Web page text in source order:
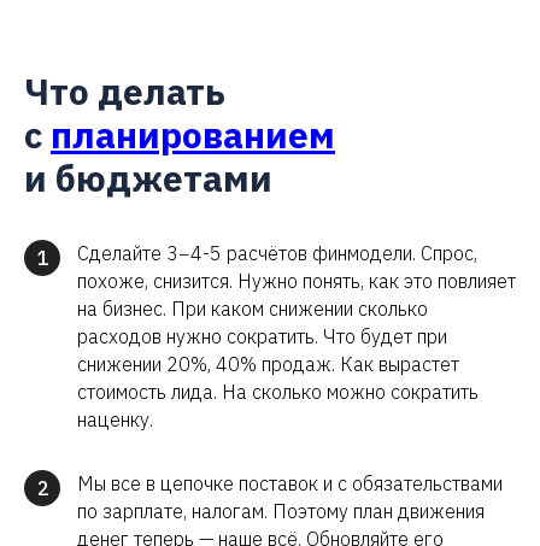
Что делать
с планированием
и бюджетами
1
Сделайте 3−4-5 расчётов финмодели. Спрос,
похоже, снизится. Нужно понять, как это повлияет
на бизнес. При каком снижении сколько
расходов нужно сократить. Что будет при
снижении 20%, 40% продаж. Как вырастет
стоимость лида. На сколько можно сократить
наценку.
2
Мы все в цепочке поставок и с обязательствами
по зарплате, налогам. Поэтому план движения
денег теперь — наше всё. Обновляйте его